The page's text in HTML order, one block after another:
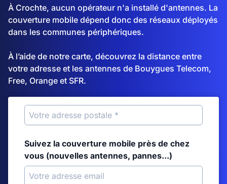
À Crochte, aucun opérateur n'a installé d'antennes. La
couverture mobile dépend donc des réseaux déployés
dans les communes périphériques.
À l’aide de notre carte, découvrez la distance entre
votre adresse et les antennes de Bouygues Telecom,
Free, Orange et SFR.
Suivez la couverture mobile près de chez
vous (nouvelles antennes, pannes...)